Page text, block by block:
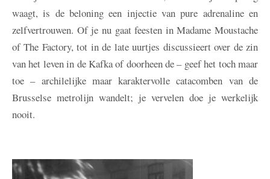
waagt, is de beloning een injectie van pure adrenaline en
zelfvertrouwen. Of je nu gaat feesten in Madame Moustache
of The Factory, tot in de late uurtjes discussieert over de zin
van het leven in de Kafka of doorheen de – geef het toch maar
toe – archilelijke maar karaktervolle catacomben van de
Brusselse metrolijn wandelt; je vervelen doe je werkelijk
nooit.